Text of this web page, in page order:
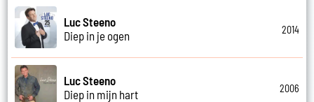
Luc Steeno
Diep in je ogen
2014
Luc Steeno
Diep in mijn hart
2006